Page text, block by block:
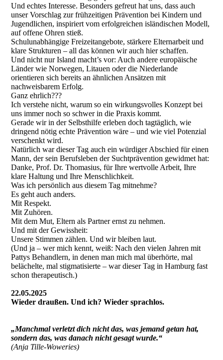
Und echtes Interesse. Besonders gefreut hat uns, dass auch
unser Vorschlag zur frühzeitigen Prävention bei Kindern und
Jugendlichen, inspiriert vom erfolgreichen isländischen Modell,
auf offene Ohren stieß.
Schulunabhängige Freizeitangebote, stärkere Elternarbeit und
klare Strukturen – all das können wir auch hier schaffen.
Und nicht nur Island macht’s vor: Auch andere europäische
Länder wie Norwegen, Litauen oder die Niederlande
orientieren sich bereits an ähnlichen Ansätzen mit
nachweisbarem Erfolg.
Ganz ehrlich???
Ich verstehe nicht, warum so ein wirkungsvolles Konzept bei
uns immer noch so schwer in die Praxis kommt.
Gerade wir in der Selbsthilfe erleben doch tagtäglich, wie
dringend nötig echte Prävention wäre – und wie viel Potenzial
verschenkt wird.
Natürlich war dieser Tag auch ein würdiger Abschied für einen
Mann, der sein Berufsleben der Suchtprävention gewidmet hat:
Danke, Prof. Dr. Thomasius, für Ihre wertvolle Arbeit, Ihre
klare Haltung und Ihre Menschlichkeit.
Was ich persönlich aus diesem Tag mitnehme?
Es geht auch anders.
Mit Respekt.
Mit Zuhören.
Mit dem Mut, Eltern als Partner ernst zu nehmen.
Und mit der Gewissheit:
Unsere Stimmen zählen. Und wir bleiben laut.
(Und ja – wer mich kennt, weiß: Nach den vielen Jahren mit
Pattys Behandlern, in denen man mich mal überhörte, mal
belächelte, mal stigmatisierte – war dieser Tag in Hamburg fast
schon therapeutisch.)
22.05.2025
Wieder draußen. Und ich? Wieder sprachlos.
„Manchmal verletzt dich nicht das, was jemand getan hat,
sondern das, was danach nicht gesagt wurde.“
(Anja Tille-Woweries)